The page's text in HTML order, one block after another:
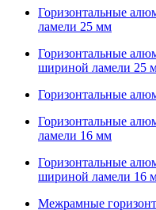
Горизонтальные
ламели 25 мм
Горизонтальные
шириной ламели 25
Горизонтальные
Горизонтальные
ламели 16 мм
Горизонтальные
шириной ламели 16
Межрамные